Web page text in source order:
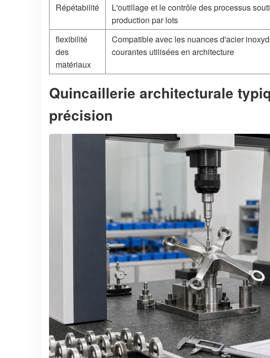
Répétabilité
L'outillage et le contrôle des processus
production par lots
flexibilité
des
matériaux
Compatible avec les nuances d'acier
courantes utilisées en architecture
Quincaillerie architecturale
précision